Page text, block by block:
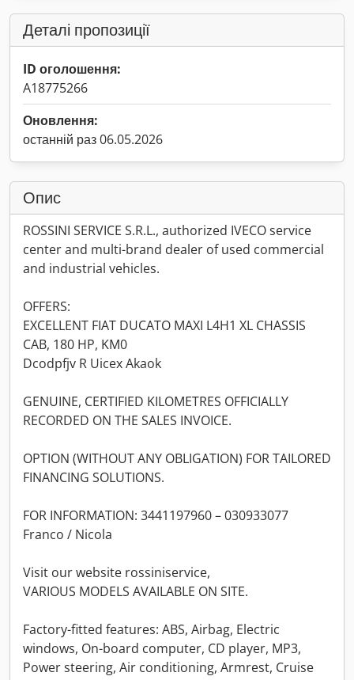
Деталі пропозиції
ID оголошення:
A18775266
Оновлення:
останній раз 06.05.2026
Опис
ROSSINI SERVICE S.R.L., authorized IVECO service
center and multi-brand dealer of used commercial
and industrial vehicles.
OFFERS:
EXCELLENT FIAT DUCATO MAXI L4H1 XL CHASSIS
CAB, 180 HP, KM0
Dcodpfjv R Uicex Akaok
GENUINE, CERTIFIED KILOMETRES OFFICIALLY
RECORDED ON THE SALES INVOICE.
OPTION (WITHOUT ANY OBLIGATION) FOR TAILORED
FINANCING SOLUTIONS.
FOR INFORMATION: 3441197960 – 030933077
Franco / Nicola
Visit our website rossiniservice,
VARIOUS MODELS AVAILABLE ON SITE.
Factory-fitted features: ABS, Airbag, Electric
windows, On-board computer, CD player, MP3,
Power steering, Air conditioning, Armrest, Cruise